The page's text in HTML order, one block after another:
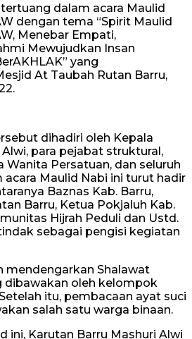
dalam acara Maulid
dengan tema “Spirit Maulid
Menebar Empati,
Mewujudkan Insan
yang
At Taubah Rutan Barru,
dihadiri oleh Kepala
para pejabat struktural,
Wanita Persatuan, dan seluruh
acara Maulid Nabi ini turut hadir
Baznas Kab. Barru,
Barru, Ketua Pokjaluh Kab.
Hijrah Peduli dan Ustd.
sebagai pengisi kegiatan
mendengarkan Shalawat
dibawakan oleh kelompok
itu, pembacaan ayat suci
salah satu warga binaan.
ini, Karutan Barru Mashuri Alwi